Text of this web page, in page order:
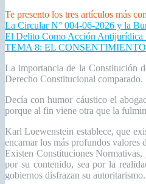
Te presento los tres artículos más
La Circular N° 004-06-2026 y la
El Delito Como Acción Antijurídica
TEMA 8: EL CONSENTIMIENTO:
La importancia de la Constitución
Derecho Constitucional comparado.
Decía con humor cáustico el
porque al fin viene otra que la
Karl Loewenstein establece, que
encarnar los más profundos
Existen Constituciones Normativas,
por su contenido, sea por la
gobiernos disfrazan su